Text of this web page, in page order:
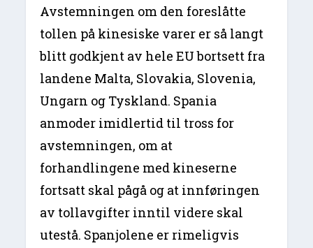
Avstemningen om den foreslåtte
tollen på kinesiske varer er så langt
blitt godkjent av hele EU bortsett fra
landene Malta, Slovakia, Slovenia,
Ungarn og Tyskland. Spania
anmoder imidlertid til tross for
avstemningen, om at
forhandlingene med kineserne
fortsatt skal pågå og at innføringen
av tollavgifter inntil videre skal
utestå. Spanjolene er rimeligvis